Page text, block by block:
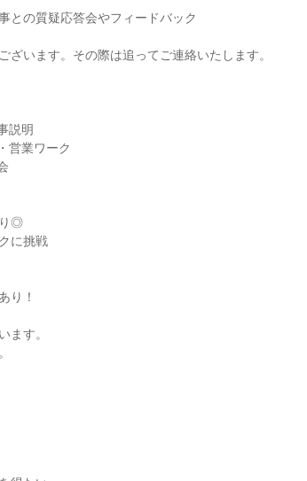
との質疑応答会やフィードバック
います。その際は追ってご連絡いたします。
説明
営業ワーク
り◎
に挑戦
り！
ます。